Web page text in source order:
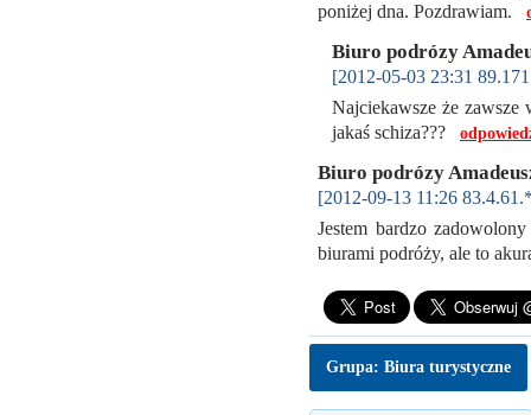
poniżej dna. Pozdrawiam.
Biuro podrózy
[2012-05-03 23:31
Najciekawsze że zawsze
jakaś schiza???
Biuro podrózy
[2012-09-13 11:26
Jestem bardzo
biurami podróży, ale to
Grupa: Biura turystyczne